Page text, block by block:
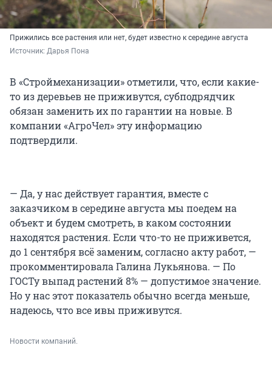
Прижились все растения или нет, будет известно к середине августа
Источник: Дарья Пона
В «Строймеханизации» отметили, что, если какие-
то из деревьев не приживутся, субподрядчик
обязан заменить их по гарантии на новые. В
компании «АгроЧел» эту информацию
подтвердили.
— Да, у нас действует гарантия, вместе с
заказчиком в середине августа мы поедем на
объект и будем смотреть, в каком состоянии
находятся растения. Если что-то не приживется,
до 1 сентября всё заменим, согласно акту работ, —
прокомментировала Галина Лукьянова. — По
ГОСТу выпад растений 8% — допустимое значение.
Но у нас этот показатель обычно всегда меньше,
надеюсь, что все ивы приживутся.
Новости компаний.